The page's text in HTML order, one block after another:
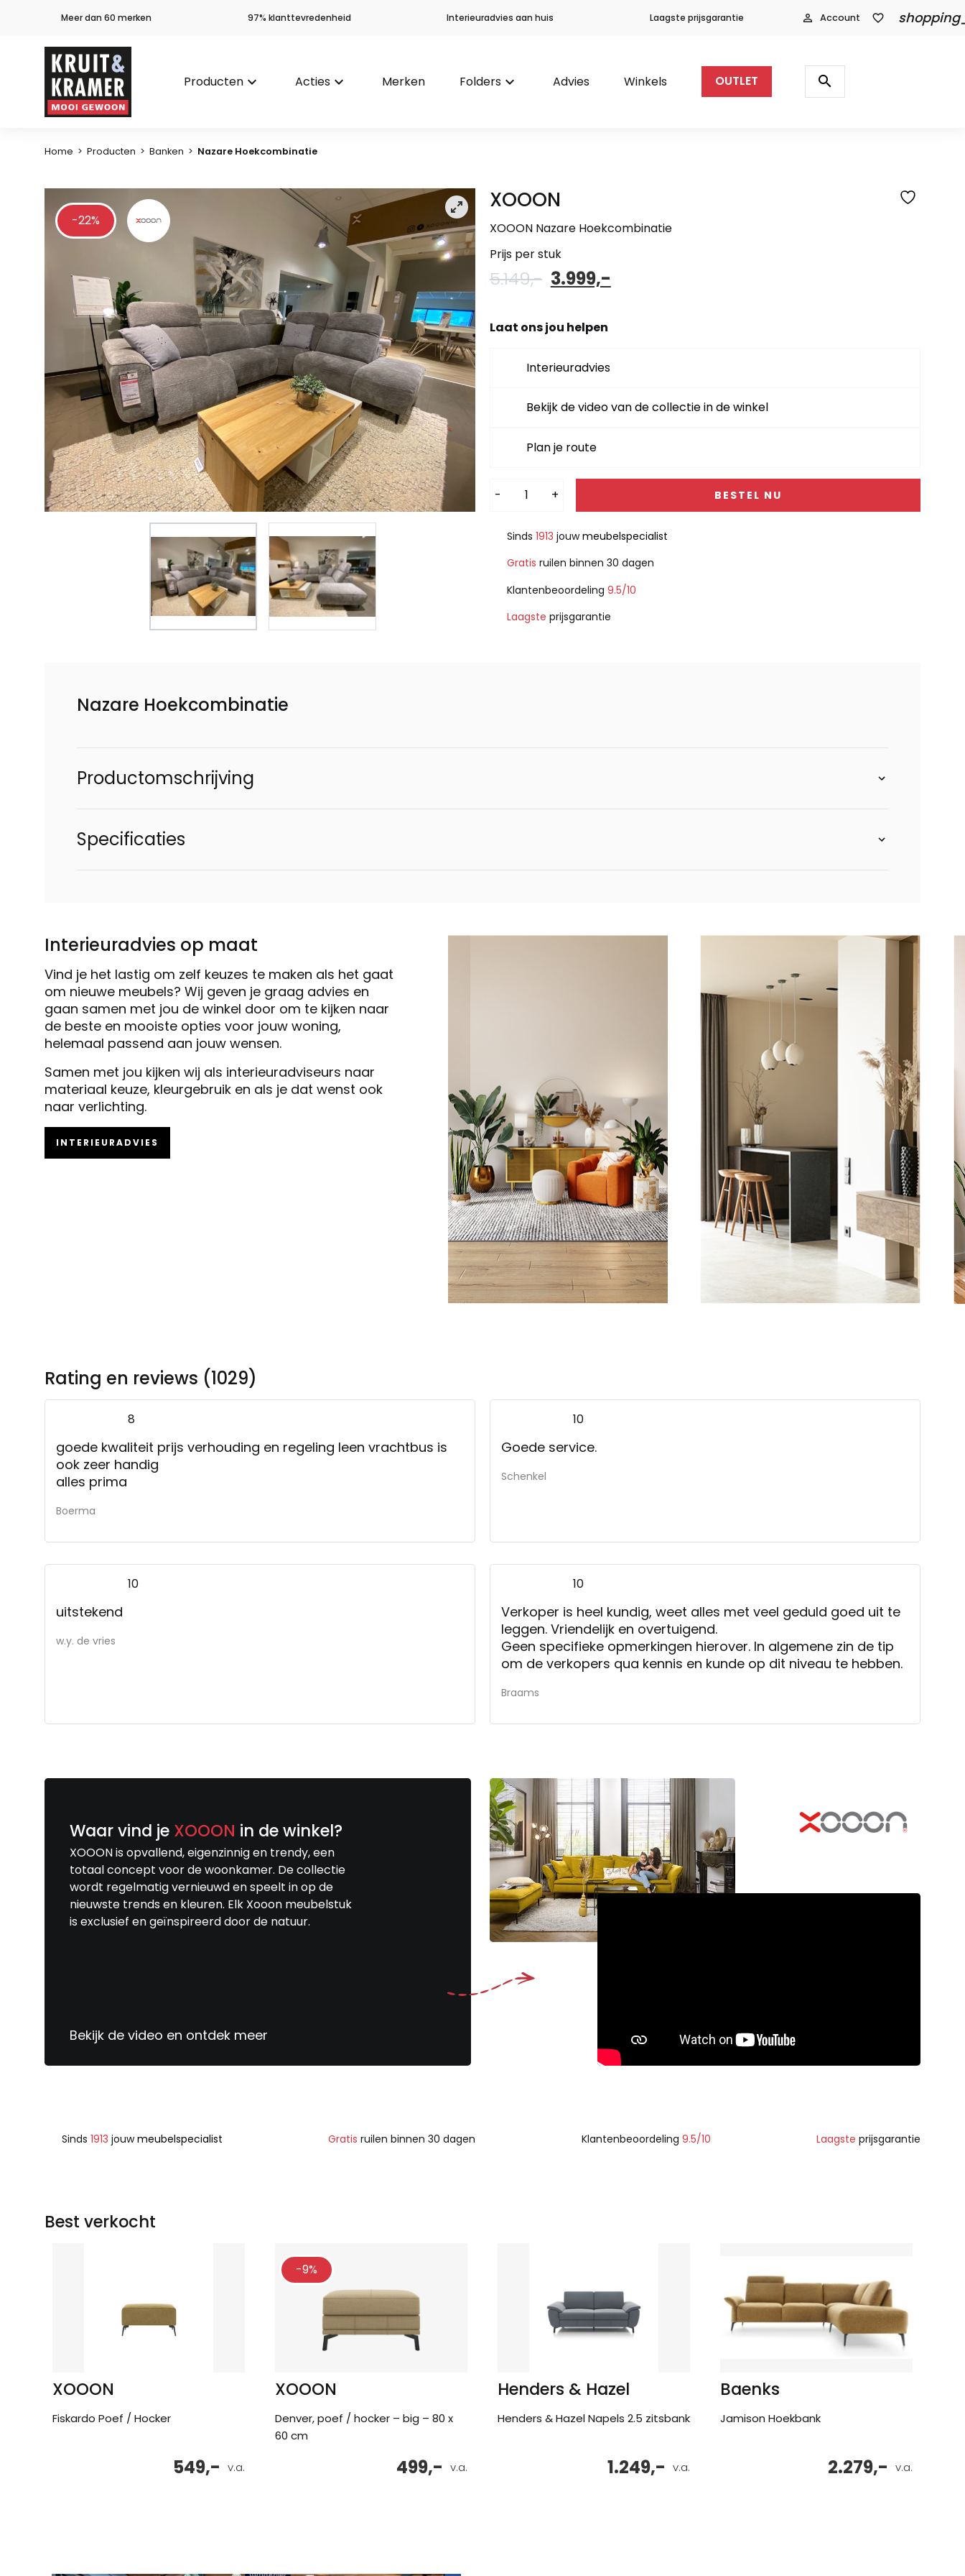
Meer dan 60 merken 97% klanttevredenheid Interieuradvies aan huis Laagste prijsgarantie person_outline Account favorite_border
Producten keyboard_arrow_down Acties keyboard_arrow_down Merken Folders keyboard_arrow_down Advies Winkels OUTLET
Producten
zoeken
search
Home > Producten > Banken > Nazare Hoekcombinatie
-22%
XOOON
XOOON Nazare Hoekcombinatie
Prijs per stuk
5.149,- Oorspronkelijke
prijs
5.149,-.
3.999,-
Laat ons jou helpen
Interieuradvies
Bekijk de video van de collectie in de winkel
Plan je route
- + BESTEL NU
Alternative:
Sinds 1913 jouwmeubelspecialist
Gratis ruilen binnen 30 dagen
Klantenbeoordeling 9.5/10
Laagste prijsgarantie
Nazare Hoekcombinatie
Productomschrijving
Specificaties
Interieuradvies op maat
Vind je het lastig om zelf keuzes te maken als het gaat
om nieuwe meubels? Wij geven je graag advies en
gaan samen met jou de winkel door om te kijken naar
de beste en mooiste opties voor jouw woning,
helemaal passend aan jouw wensen.
Samen met jou kijken wij als interieuradviseurs naar
materiaal keuze, kleurgebruik en als je dat wenst ook
naar verlichting.
INTERIEURADVIES
Rating en reviews (1029)
8
goede kwaliteit prijs verhouding en regeling leen vrachtbus is
ook zeer handig
alles prima
Boerma
10
Goede service.
Schenkel
10
uitstekend
w.y. de vries
10
Verkoper is heel kundig, weet alles met veel geduld goed uit te
leggen. Vriendelijk en overtuigend.
Geen specifieke opmerkingen hierover. In algemene zin de tip
om de verkopers qua kennis en kunde op dit niveau te hebben.
Braams
Waar vind je XOOON in de winkel?
XOOON is opvallend, eigenzinnig en trendy, een
totaal concept voor de woonkamer. De collectie
wordt regelmatig vernieuwd en speelt in op de
nieuwste trends en kleuren. Elk Xooon meubelstuk
is exclusief en geïnspireerd door de natuur.
Bekijk de video en ontdek meer
Sinds 1913 jouwmeubelspecialist Gratis ruilen binnen 30 dagen Klantenbeoordeling 9.5/10 Laagste prijsgarantie
Best verkocht
XOOON
Fiskardo Poef / Hocker
v.a.
549,-
-9%
XOOON
Denver, poef / hocker – big – 80 x
60 cm
v.a.
499,-
Henders & Hazel
Henders & Hazel Napels 2.5 zitsbank
v.a.
1.249,-
Baenks
Jamison Hoekbank
v.a.
2.279,-